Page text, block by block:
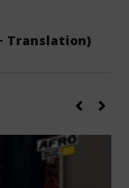
Translation)